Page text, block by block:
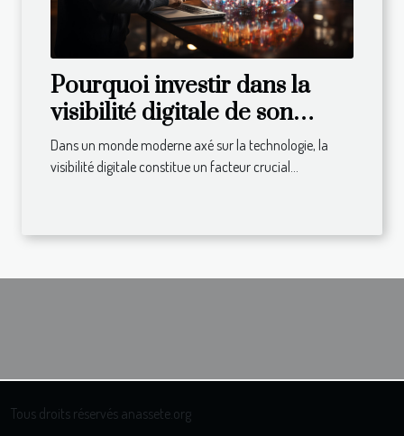
Pourquoi investir dans la
visibilité digitale de son
entreprise ?
Dans un monde moderne axé sur la technologie, la
visibilité digitale constitue un facteur crucial...
Tous droits réservés anassete.org